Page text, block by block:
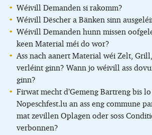
Wéivill Demanden si rakomm?
Wéivill Dëscher a Bänken sinn
Wéivill Demanden hunn missen
keen Material méi do wor?
Ass nach aanert Material wéi Zelt,
verléint ginn? Wann jo wéivill ass
ginn?
Firwat mecht d’Gemeng Bartreng bis
Nopeschfest.lu an ass eng commune
mat zevillen Oplagen oder soss
verbonnen?